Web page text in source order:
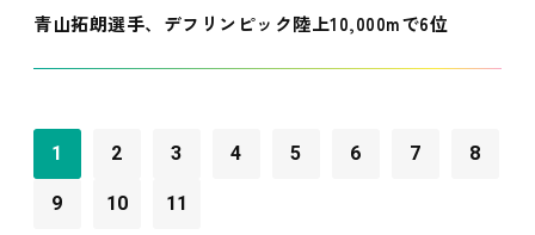
青山拓朗選手、デフリンピック陸上10,000mで6位
1 2 3 4 5 6 7 8
9 10 11